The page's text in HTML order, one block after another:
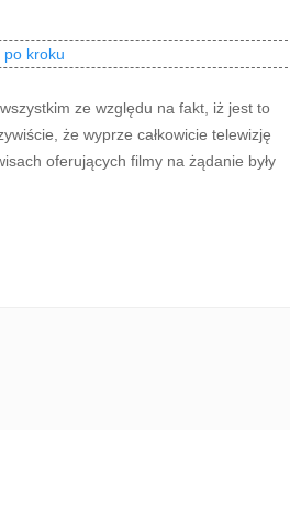
po kroku
ze względu na fakt, iż jest to
że wyprze całkowicie telewizję
oferujących filmy na żądanie były